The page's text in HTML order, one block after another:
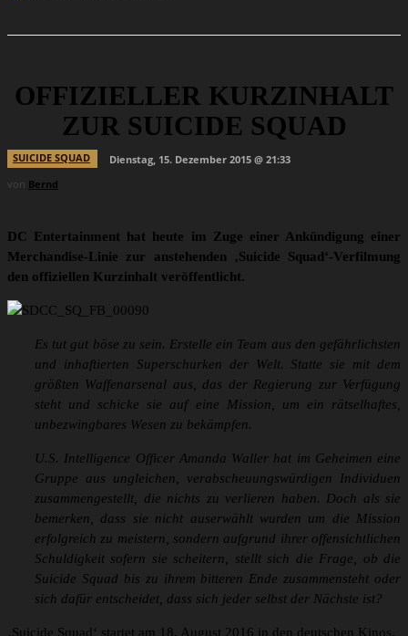
OFFIZIELLER KURZINHALT
ZUR SUICIDE SQUAD
SUICIDE SQUAD
Dienstag, 15. Dezember 2015 @ 21:33
von Bernd
DC Entertainment hat heute im Zuge einer Ankündigung einer
Merchandise-Linie zur anstehenden ‚Suicide Squad‘-Verfilmung
den offiziellen Kurzinhalt veröffentlicht.
Es tut gut böse zu sein. Erstelle ein Team aus den gefährlichsten
und inhaftierten Superschurken der Welt. Statte sie mit dem
größten Waffenarsenal aus, das der Regierung zur Verfügung
steht und schicke sie auf eine Mission, um ein rätselhaftes,
unbezwingbares Wesen zu bekämpfen.
U.S. Intelligence Officer Amanda Waller hat im Geheimen eine
Gruppe aus ungleichen, verabscheuungswürdigen Individuen
zusammengestellt, die nichts zu verlieren haben. Doch als sie
bemerken, dass sie nicht auserwählt wurden um die Mission
erfolgreich zu meistern, sondern aufgrund ihrer offensichtlichen
Schuldigkeit sofern sie scheitern, stellt sich die Frage, ob die
Suicide Squad bis zu ihrem bitteren Ende zusammensteht oder
sich dafür entscheidet, dass sich jeder selbst der Nächste ist?
‚Suicide Squad‘ startet am 18. August 2016 in den deutschen Kinos.